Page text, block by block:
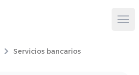
Servicios bancarios